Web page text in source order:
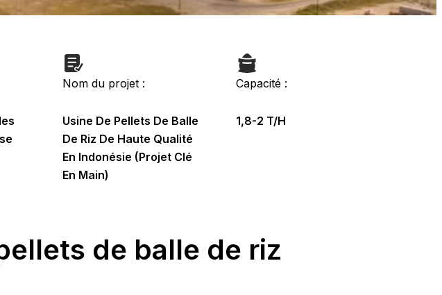
Nom du projet :
Usine De Pellets De Balle
De Riz De Haute Qualité
En Indonésie (projet Clé
En Main)
Capacité :
1,8-2 T/H
de balle de riz